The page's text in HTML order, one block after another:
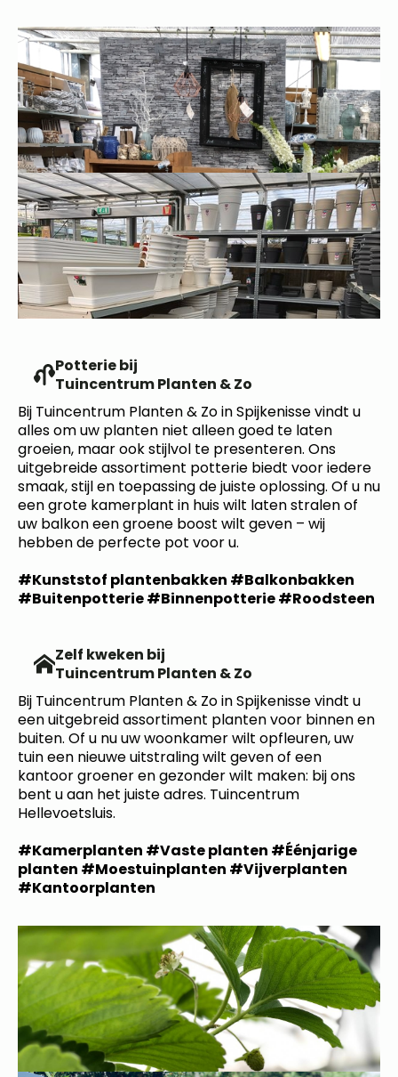
Potterie bij
Tuincentrum Planten & Zo
Bij Tuincentrum Planten & Zo in Spijkenisse vindt u
alles om uw planten niet alleen goed te laten
groeien, maar ook stijlvol te presenteren. Ons
uitgebreide assortiment potterie biedt voor iedere
smaak, stijl en toepassing de juiste oplossing. Of u nu
een grote kamerplant in huis wilt laten stralen of
uw balkon een groene boost wilt geven – wij
hebben de perfecte pot voor u.
#Kunststof plantenbakken #Balkonbakken
#Buitenpotterie #Binnenpotterie #Roodsteen
Zelf kweken bij
Tuincentrum Planten & Zo
Bij Tuincentrum Planten & Zo in Spijkenisse vindt u
een uitgebreid assortiment planten voor binnen en
buiten. Of u nu uw woonkamer wilt opfleuren, uw
tuin een nieuwe uitstraling wilt geven of een
kantoor groener en gezonder wilt maken: bij ons
bent u aan het juiste adres. Tuincentrum
Hellevoetsluis.
#Kamerplanten #Vaste planten #Éénjarige
planten #Moestuinplanten #Vijverplanten
#Kantoorplanten